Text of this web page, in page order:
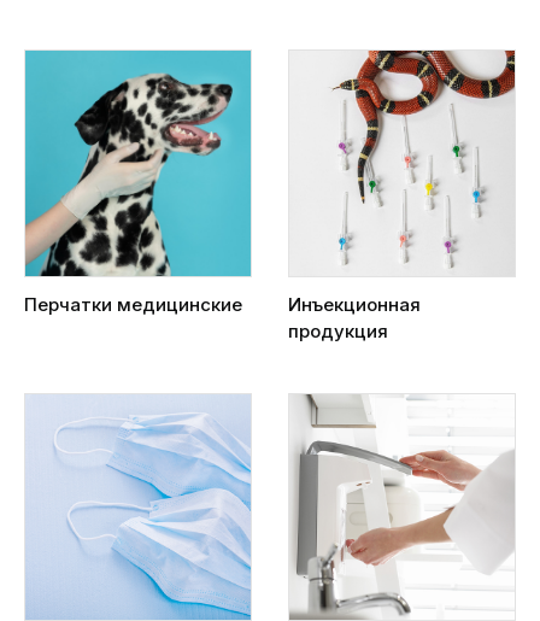
Перчатки медицинские
Инъекционная
продукция